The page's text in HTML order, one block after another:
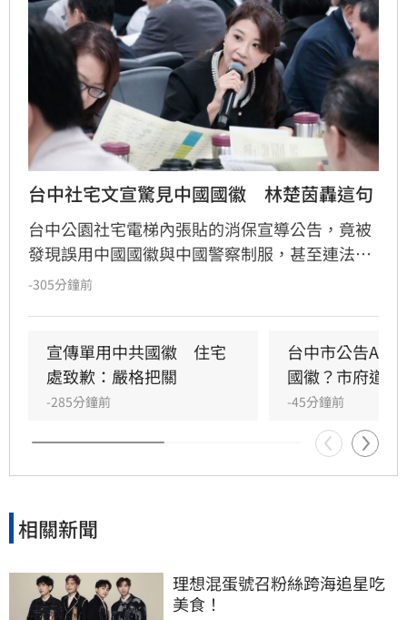
台中社宅文宣驚見中國國徽　林楚茵轟這句
台中公園社宅電梯內張貼的消保宣導公告，竟被
發現誤用中國國徽與中國警察制服，甚至連法律
條文與申訴流程都出現嚴重錯誤。台中市都發局
林楚茵痛批，市府把關全面失靈，質疑是否內心
已被中國接管。
-305分鐘前
宣傳單用中共國徽　住宅
處致歉：嚴格把關
-285分鐘前
台中市公告AI生
國徽？市府道歉
-45分鐘前
相關新聞
理想混蛋號召粉絲跨海追星吃
美食！